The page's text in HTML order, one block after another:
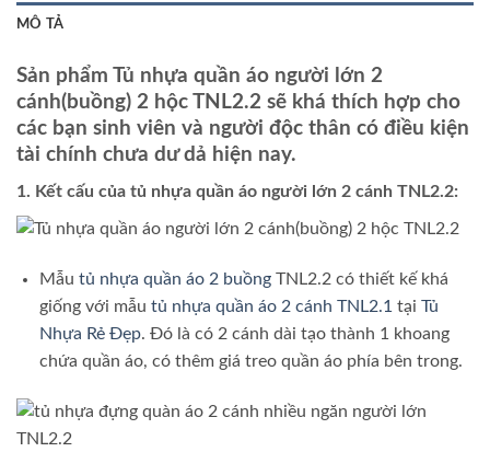
MÔ TẢ
Sản phẩm Tủ nhựa quần áo người lớn 2
cánh(buồng) 2 hộc TNL2.2 sẽ khá thích hợp cho
các bạn sinh viên và người độc thân có điều kiện
tài chính chưa dư dả hiện nay.
1. Kết cấu của tủ nhựa quần áo người lớn 2 cánh TNL2.2:
Mẫu tủ nhựa quần áo 2 buồngTNL2.2 có thiết kế khá
giống với mẫu tủ nhựa quần áo 2 cánh TNL2.1 tại Tủ
Nhựa Rẻ Đẹp. Đó là có 2 cánh dài tạo thành 1 khoang
chứa quần áo, có thêm giá treo quần áo phía bên trong.